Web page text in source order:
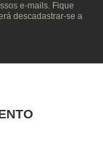
e-mails. Fique
descadastrar-se a